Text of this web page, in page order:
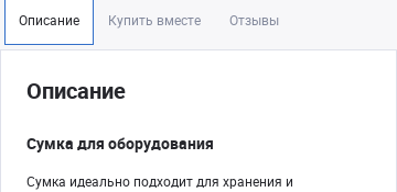
Описание Купить вместе Отзывы
Описание
Сумка для оборудования
Сумка идеально подходит для хранения и